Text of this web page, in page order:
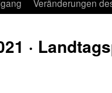
Veränderungen
·